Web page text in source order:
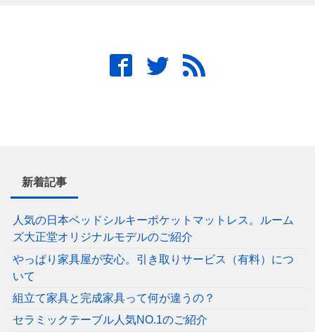
新着記事
人気の日本ベッドシルキーポケットマットレス。ルーム
ズ大正堂オリジナルモデルのご紹介
やっぱり家具屋が安心。引き取りサービス（有料）につ
いて
組立て家具と完成家具って何が違うの？
セラミックテーブル人気NO.1のご紹介